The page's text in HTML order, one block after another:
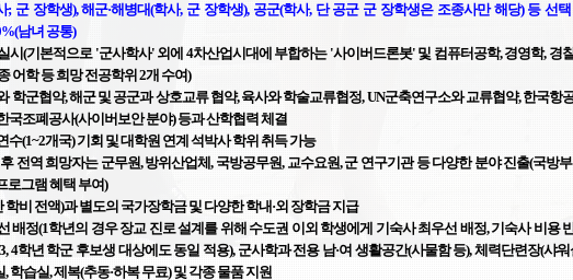
; 군 장학생), 해군·해병대(학사, 군 장학생), 공군(학사, 단 공군 군 장학생은 조종사만 해당) 등 선
남녀 공통)
시(기본적으로 '군사학사' 외에 4차산업시대에 부합하는 '사이버드론봇' 및 컴퓨터공학, 경영학, 경
어학 등 희망 전공학위 2개 수여)
학군협약, 해군 및 공군과 상호교류 협약,육사와 학술교류협정,UN군축연구소와 교류협약,한국항
국조폐공사(사이버보안 분야) 등과 산학협력 체결
수(1~2개국) 기회 및 대학원 연계 석박사 학위 취득 가능
전역 희망자는 군무원, 방위산업체, 국방공무원, 교수요원,군 연구기관 등 다양한 분야진출(국방
로그램 혜택 부여)
학비 전액)과 별도의 국가장학금 및 다양한 학내·외 장학금 지급
배정(1학년의 경우 장교 진로 설계를 위해 수도권 이외 학생에게 기숙사 최우선 배정, 기숙사 비용
4학년 학군 후보생 대상에도 동일 적용), 군사학과 전용 남·여 생활공간(사물함 등), 체력단련장(샤워
학습실, 제복(추동·하복 무료) 및 각종 물품 지원